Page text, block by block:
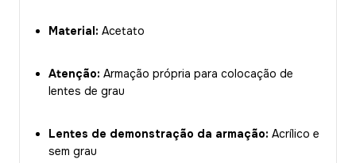
Material: Acetato
Atenção: Armação própria para colocação de
lentes de grau
Lentes de demonstração da armação: Acrílico e
sem grau